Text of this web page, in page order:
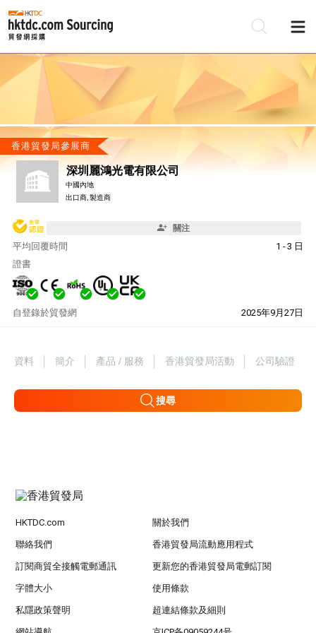
香港貿發局參展商
深圳麗鴻光電有限公司
中國內地
出口商, 製造商
關注
平均回覆時間
1 - 3 日
證書
自 2025年9月27日
登錄於貿發網
資料 簡介 產品 / 服務 香港貿發局活動 公司驗證
搜尋
HKTDC.com 關於我們
聯絡我們 香港貿發局流動應用程式
訂閱商貿全接觸電郵通訊 更新您的香港貿發局電郵訂閱
字體大小 使用條款
私隱政策聲明 超連結條款及細則